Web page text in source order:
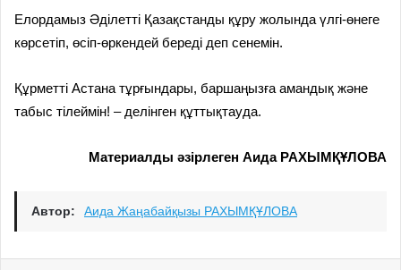
Елордамыз Әділетті Қазақстанды құру жолында үлгі-өнеге
көрсетіп, өсіп-өркендей береді деп сенемін.
Құрметті Астана тұрғындары, баршаңызға амандық және
табыс тілеймін! – делінген құттықтауда.
Материалды әзірлеген Аида РАХЫМҚҰЛОВА
Автор: Аида Жаңабайқызы РАХЫМҚҰЛОВА